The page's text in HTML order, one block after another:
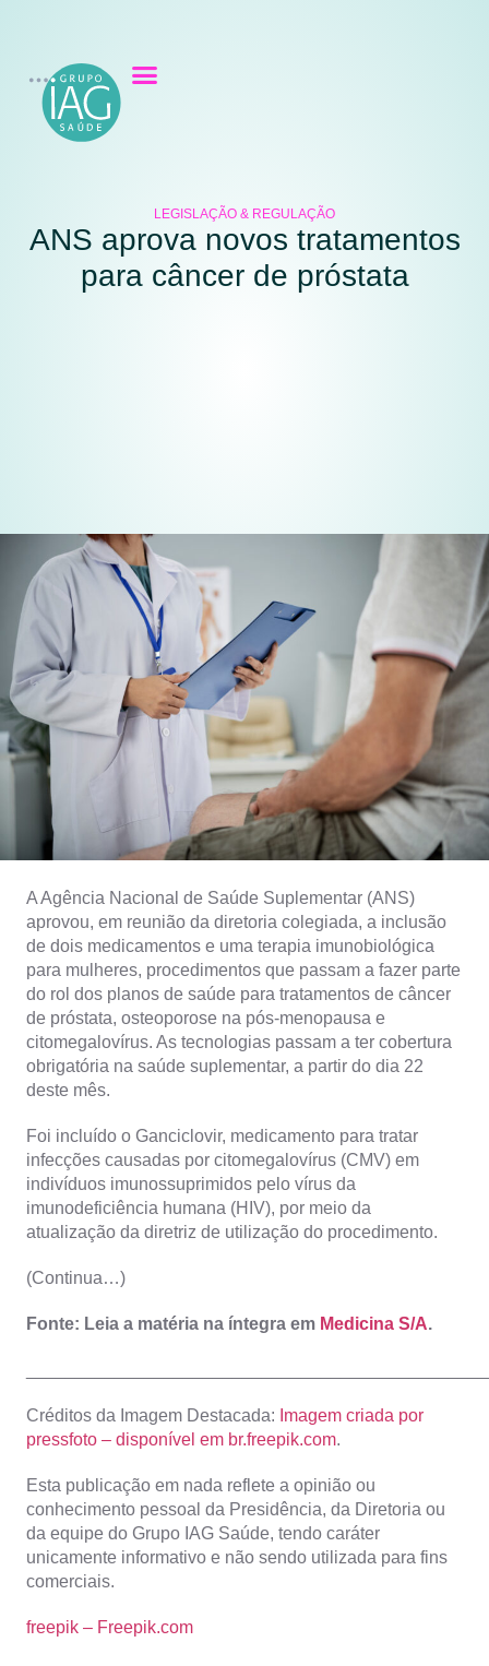
LEGISLAÇÃO & REGULAÇÃO
ANS aprova novos tratamentos
para câncer de próstata
A Agência Nacional de Saúde Suplementar (ANS)
aprovou, em reunião da diretoria colegiada, a inclusão
de dois medicamentos e uma terapia imunobiológica
para mulheres, procedimentos que passam a fazer parte
do rol dos planos de saúde para tratamentos de câncer
de próstata, osteoporose na pós-menopausa e
citomegalovírus. As tecnologias passam a ter cobertura
obrigatória na saúde suplementar, a partir do dia 22
deste mês.
Foi incluído o Ganciclovir, medicamento para tratar
infecções causadas por citomegalovírus (CMV) em
indivíduos imunossuprimidos pelo vírus da
imunodeficiência humana (HIV), por meio da
atualização da diretriz de utilização do procedimento.
(Continua…)
Fonte: Leia a matéria na íntegra em Medicina S/A.
Créditos da Imagem Destacada: Imagem criada por
pressfoto – disponível em br.freepik.com.
Esta publicação em nada reflete a opinião ou
conhecimento pessoal da Presidência, da Diretoria ou
da equipe do Grupo IAG Saúde, tendo caráter
unicamente informativo e não sendo utilizada para fins
comerciais.
freepik – Freepik.com